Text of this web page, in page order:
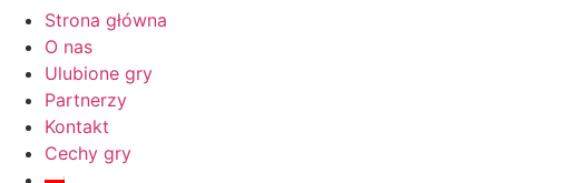
Strona główna
O nas
Ulubione gry
Partnerzy
Kontakt
Cechy gry